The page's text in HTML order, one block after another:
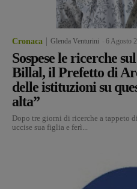
Cronaca Glenda Venturini 6 Agosto
Sospese le ricerche
Billal, il Prefetto di
delle istituzioni su
alta”
Dopo tre giorni di ricerche a tappeto
uccise sua figlia e ferì...